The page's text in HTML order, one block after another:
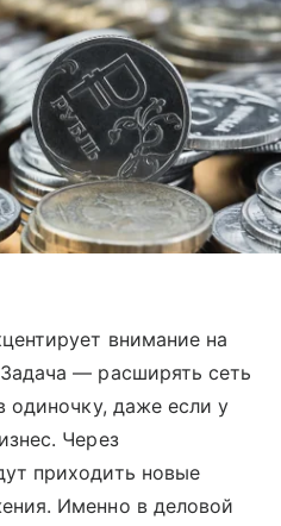
внимание на
— расширять сеть
одиночку, даже если у
Через
приходить новые
Именно в деловой